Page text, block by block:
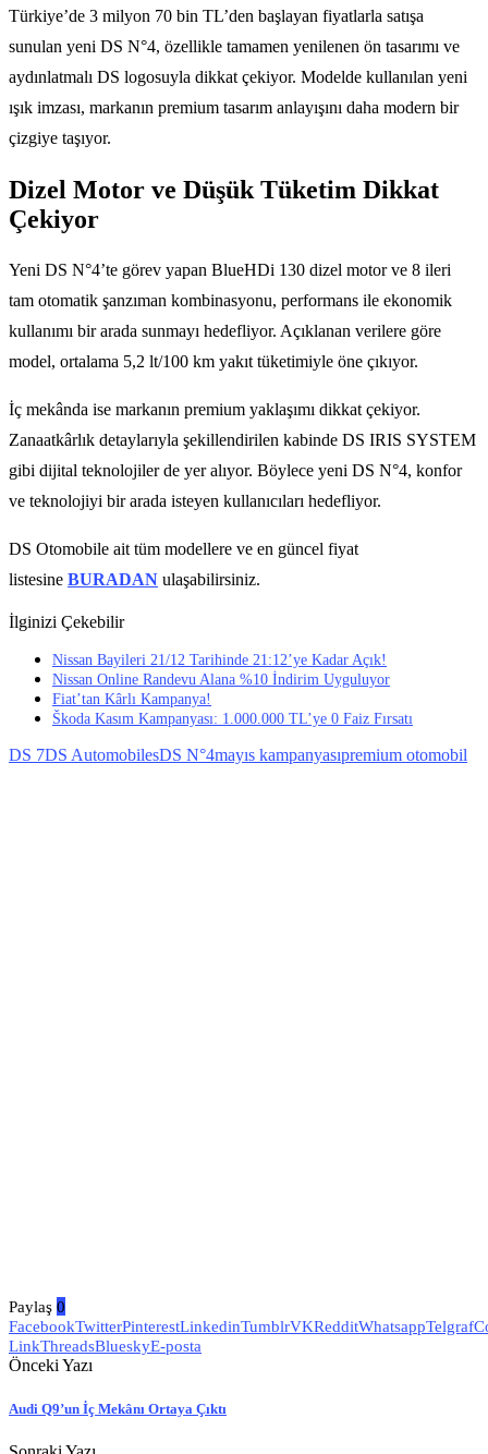
Türkiye’de 3 milyon 70 bin TL’den başlayan fiyatlarla satışa
sunulan yeni DS N°4, özellikle tamamen yenilenen ön tasarımı ve
aydınlatmalı DS logosuyla dikkat çekiyor. Modelde kullanılan yeni
ışık imzası, markanın premium tasarım anlayışını daha modern bir
çizgiye taşıyor.
Dizel Motor ve Düşük Tüketim Dikkat
Çekiyor
Yeni DS N°4’te görev yapan BlueHDi 130 dizel motor ve 8 ileri
tam otomatik şanzıman kombinasyonu, performans ile ekonomik
kullanımı bir arada sunmayı hedefliyor. Açıklanan verilere göre
model, ortalama 5,2 lt/100 km yakıt tüketimiyle öne çıkıyor.
İç mekânda ise markanın premium yaklaşımı dikkat çekiyor.
Zanaatkârlık detaylarıyla şekillendirilen kabinde DS IRIS SYSTEM
gibi dijital teknolojiler de yer alıyor. Böylece yeni DS N°4, konfor
ve teknolojiyi bir arada isteyen kullanıcıları hedefliyor.
DS Otomobile ait tüm modellere ve en güncel fiyat
listesine BURADAN ulaşabilirsiniz.
İlginizi Çekebilir
Nissan Bayileri 21/12 Tarihinde 21:12’ye Kadar Açık!
Nissan Online Randevu Alana %10 İndirim Uyguluyor
Fiat’tan Kârlı Kampanya!
Škoda Kasım Kampanyası: 1.000.000 TL’ye 0 Faiz Fırsatı
DS 7DS AutomobilesDS N°4mayıs kampanyasıpremium otomobil
Paylaş 0
FacebookTwitterPinterestLinkedinTumblrVKRedditWhatsappTelgraf
LinkThreadsBlueskyE-posta
Önceki Yazı
Audi Q9’un İç Mekânı Ortaya Çıktı